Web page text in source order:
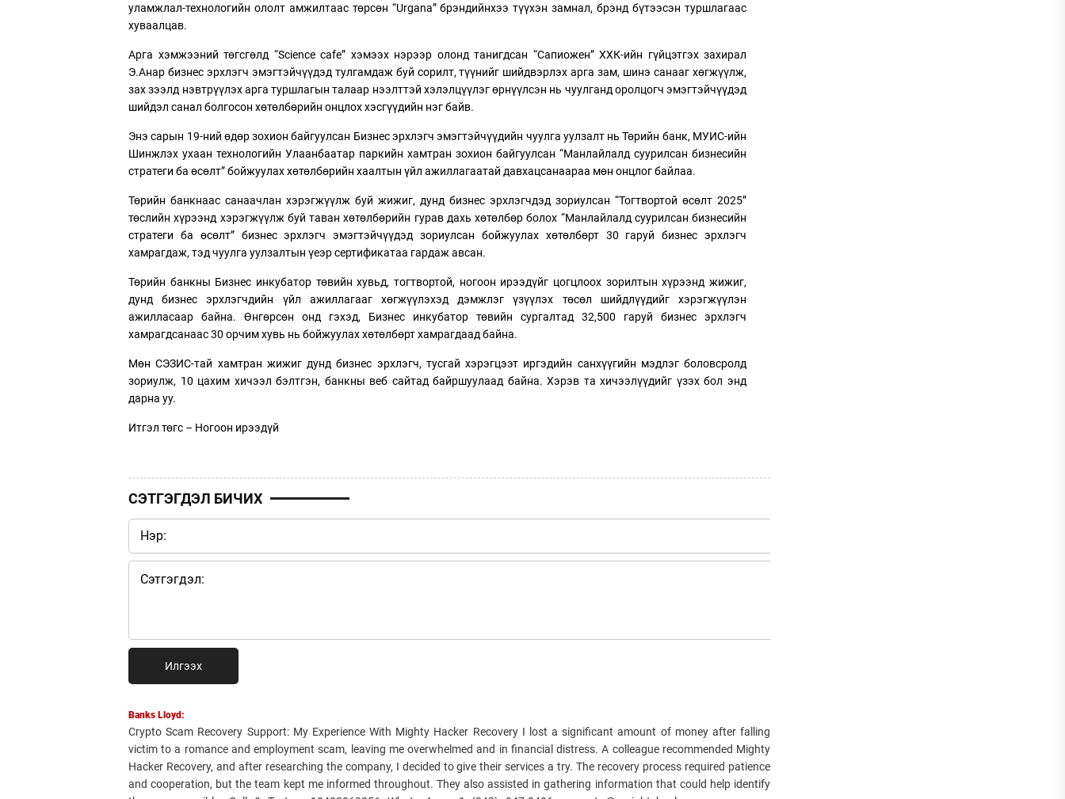
уламжлал-технологийн ололт амжилтаас төрсөн “Urgana” брэндийнхээ түүхэн замнал, брэнд бүтээсэн туршлагаас
хуваалцав.
Арга хэмжээний төгсгөлд “Science cafe” хэмээх нэрээр олонд танигдсан “Сапиожен” ХХК-ийн гүйцэтгэх захирал
Э.Анар бизнес эрхлэгч эмэгтэйчүүдэд тулгамдаж буй сорилт, түүнийг шийдвэрлэх арга зам, шинэ санааг хөгжүүлж,
зах зээлд нэвтрүүлэх арга туршлагын талаар нээлттэй хэлэлцүүлэг өрнүүлсэн нь чуулганд оролцогч эмэгтэйчүүдэд
шийдэл санал болгосон хөтөлбөрийн онцлох хэсгүүдийн нэг байв.
Энэ сарын 19-ний өдөр зохион байгуулсан Бизнес эрхлэгч эмэгтэйчүүдийн чуулга уулзалт нь Төрийн банк, МУИС-ийн
Шинжлэх ухаан технологийн Улаанбаатар паркийн хамтран зохион байгуулсан “Манлайлалд суурилсан бизнесийн
стратеги ба өсөлт” бойжуулах хөтөлбөрийн хаалтын үйл ажиллагаатай давхацсанаараа мөн онцлог байлаа.
Төрийн банкнаас санаачлан хэрэгжүүлж буй жижиг, дунд бизнес эрхлэгчдэд зориулсан “Тогтвортой өсөлт 2025”
төслийн хүрээнд хэрэгжүүлж буй таван хөтөлбөрийн гурав дахь хөтөлбөр болох “Манлайлалд суурилсан бизнесийн
стратеги ба өсөлт” бизнес эрхлэгч эмэгтэйчүүдэд зориулсан бойжуулах хөтөлбөрт 30 гаруй бизнес эрхлэгч
хамрагдаж, тэд чуулга уулзалтын үеэр сертификатаа гардаж авсан.
Төрийн банкны Бизнес инкубатор төвийн хувьд, тогтвортой, ногоон ирээдүйг цогцлоох зорилтын хүрээнд жижиг,
дунд бизнес эрхлэгчдийн үйл ажиллагааг хөгжүүлэхэд дэмжлэг үзүүлэх төсөл шийдлүүдийг хэрэгжүүлэн
ажилласаар байна. Өнгөрсөн онд гэхэд, Бизнес инкубатор төвийн сургалтад 32,500 гаруй бизнес эрхлэгч
хамрагдсанаас 30 орчим хувь нь бойжуулах хөтөлбөрт хамрагдаад байна.
Мөн СЭЗИС-тай хамтран жижиг дунд бизнес эрхлэгч, тусгай хэрэгцээт иргэдийн санхүүгийн мэдлэг боловсролд
зориулж, 10 цахим хичээл бэлтгэн, банкны веб сайтад байршуулаад байна. Хэрэв та хичээлүүдийг үзэх бол энд
дарна уу.
Итгэл төгс – Ногоон ирээдүй
СЭТГЭГДЭЛ БИЧИХ
Илгээх
Banks Lloyd:
Crypto Scam Recovery Support: My Experience With Mighty Hacker Recovery I lost a significant amount of money after falling
victim to a romance and employment scam, leaving me overwhelmed and in financial distress. A colleague recommended Mighty
Hacker Recovery, and after researching the company, I decided to give their services a try. The recovery process required patience
and cooperation, but the team kept me informed throughout. They also assisted in gathering information that could help identify